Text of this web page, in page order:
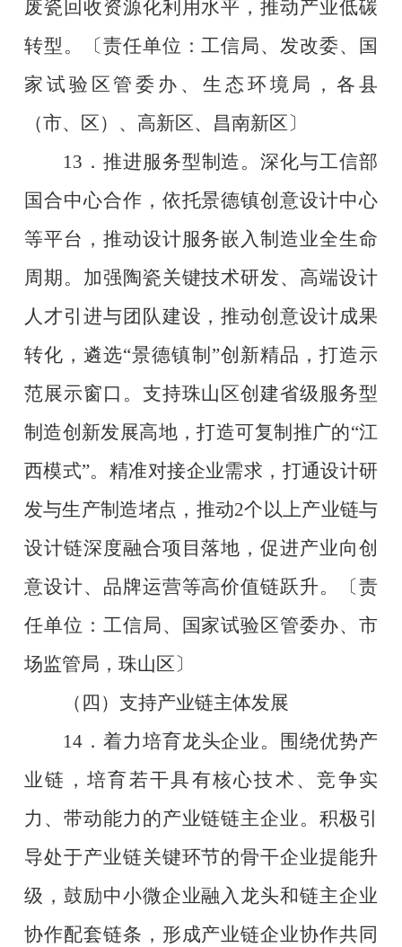
废瓷回收资源化利用水平，推动产业低碳
转型。
〔责任单位：工信局、发改委、国
家试验区管委办、生态环境局，各县
（市、区）、高新区、昌南新区〕
13 ．推进服务型制造。深化与工信部
国合中心合作，依托景德镇创意设计中心
等平台，推动设计服务嵌入制造业全生命
周期。加强陶瓷关键技术研发、高端设计
人才引进与团队建设，推动创意设计成果
转化，遴选“景德镇制 ”创新精品，打造示
范展示窗口。支持珠山区创建省级服务型
制造创新发展高地，打造可复制推广的“江
西模式”。精准对接企业需求，打通设计研
发与生产制造堵点，推动2个以上产业链与
设计链深度融合项目落地，促进产业向创
意设计、品牌运营等高价值链跃升。
〔责
任单位：工信局、国家试验区管委办、市
场监管局，珠山区〕
（四）支持产业链主体发展
14．着力培育龙头企业。围绕优势产
业链，培育若干具有核心技术、竞争实
力、带动能力的产业链链主企业。积极引
导处于产业链关键环节的骨干企业提能升
级，鼓励中小微企业融入龙头和链主企业
协作配套链条，形成产业链企业协作共同